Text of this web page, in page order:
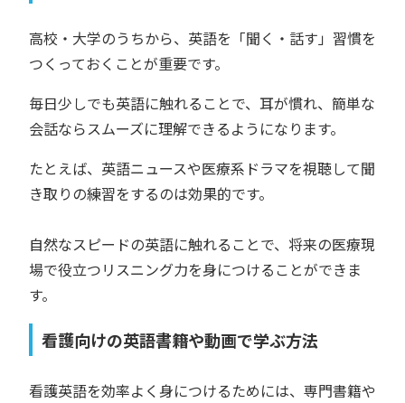
高校・大学のうちから、英語を「聞く・話す」習慣を
つくっておくことが重要です。
毎日少しでも英語に触れることで、耳が慣れ、簡単な
会話ならスムーズに理解できるようになります。
たとえば、英語ニュースや医療系ドラマを視聴して聞
き取りの練習をするのは効果的です。
自然なスピードの英語に触れることで、将来の医療現
場で役立つリスニング力を身につけることができま
す。
看護向けの英語書籍や動画で学ぶ方法
看護英語を効率よく身につけるためには、専門書籍や